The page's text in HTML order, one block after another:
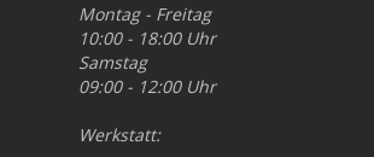
Montag - Freitag
10:00 - 18:00 Uhr
Samstag
09:00 - 12:00 Uhr
Werkstatt: